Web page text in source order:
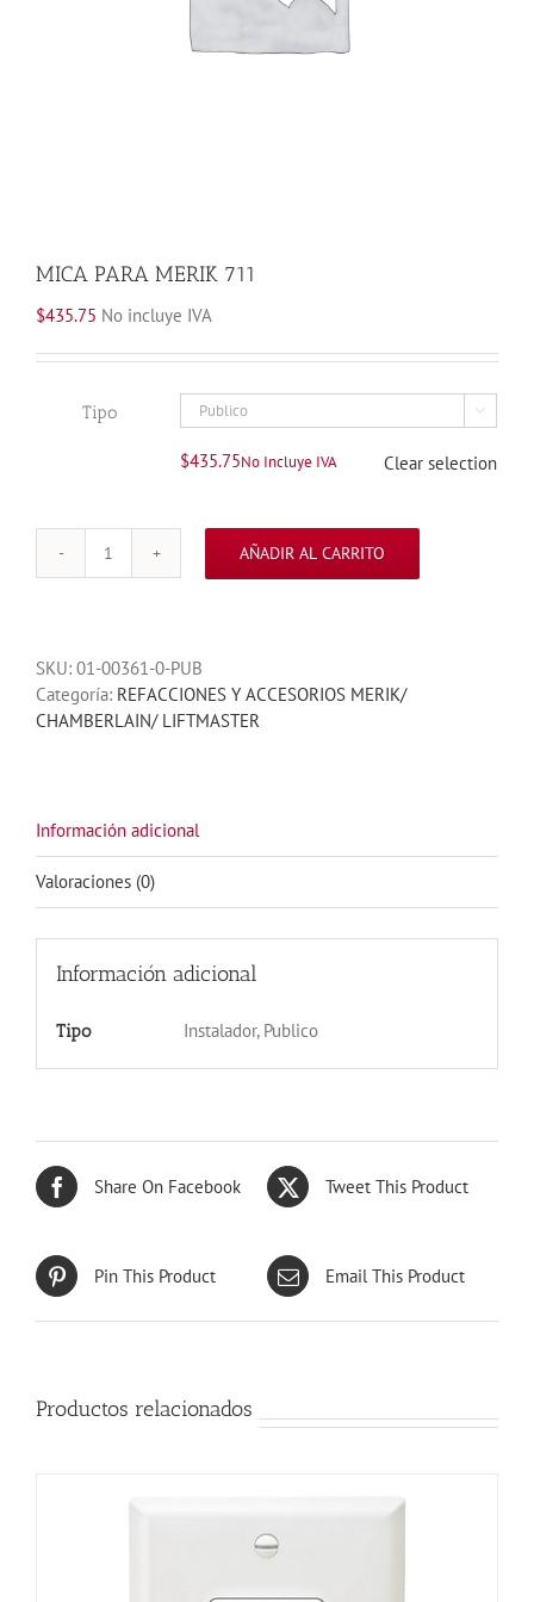
MICA PARA MERIK 711
$435.75 No incluye IVA
Tipo 
$435.75No Incluye IVA Clear selection
MICA
cantidad
AÑADIR AL CARRITO
SKU: 01-00361-0-PUB
Categoría: REFACCIONES Y ACCESORIOS MERIK/
CHAMBERLAIN/ LIFTMASTER
Información adicional
Valoraciones (0)
Información adicional
Tipo Instalador, Publico
Share On Facebook Tweet This Product
Pin This Product Email This Product
Productos relacionados